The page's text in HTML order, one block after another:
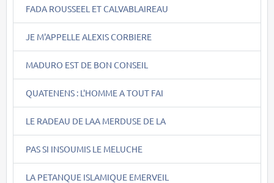
FADA ROUSSEEL ET CALVABLAIREAU
JE M'APPELLE ALEXIS CORBIERE
MADURO EST DE BON CONSEIL
QUATENENS : L'HOMME A TOUT FAI
LE RADEAU DE LAA MERDUSE DE LA
PAS SI INSOUMIS LE MELUCHE
LA PETANQUE ISLAMIQUE EMERVEIL